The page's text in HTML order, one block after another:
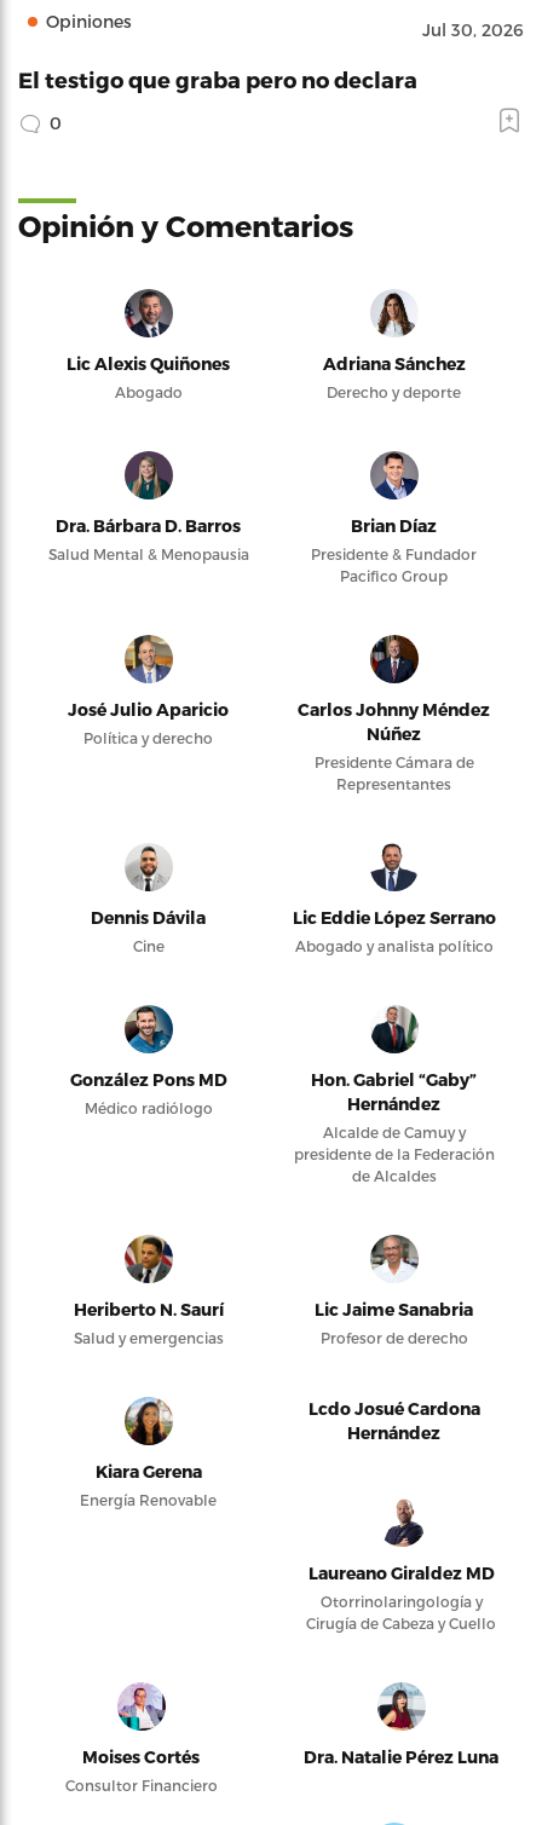
Opiniones Jul 30, 2026
El testigo que graba pero no declara
0
Opinión y Comentarios
Lic Alexis Quiñones
Abogado
Adriana Sánchez
Derecho y deporte
Dra. Bárbara D. Barros
Salud Mental & Menopausia
Brian Díaz
Presidente & Fundador
Pacifico Group
José Julio Aparicio
Política y derecho
Carlos Johnny Méndez
Núñez
Presidente Cámara de
Representantes
Dennis Dávila
Cine
Lic Eddie López Serrano
Abogado y analista político
González Pons MD
Médico radiólogo
Hon. Gabriel “Gaby”
Hernández
Alcalde de Camuy y
presidente de la Federación
de Alcaldes
Heriberto N. Saurí
Salud y emergencias
Lic Jaime Sanabria
Profesor de derecho
Kiara Gerena
Energía Renovable
Lcdo Josué Cardona
Hernández
Laureano Giraldez MD
Otorrinolaringología y
Cirugía de Cabeza y Cuello
Moises Cortés
Consultor Financiero
Dra. Natalie Pérez Luna